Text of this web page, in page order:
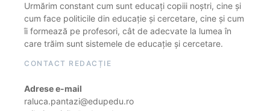
Urmărim constant cum sunt educați copiii noștri, cine și
cum face politicile din educație și cercetare, cine și cum
îi formează pe profesori, cât de adecvate la lumea în
care trăim sunt sistemele de educație și cercetare.
CONTACT REDACȚIE
Adrese e-mail
raluca.pantazi@edupedu.ro